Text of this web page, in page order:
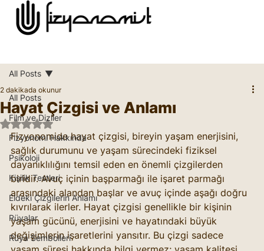
All Posts
Film ve Diziler
Fizyonomi Hakkında
Psikoloji
Kişilik Testleri
Eldeki Çizgilerin Anlamı
Rüyalar
Rüya Sembolleri
All Posts
Hayat Çizgisi ve Anlamı
2 dakikada okunur
5 üzerinden NaN yıldız
Fizyonomide hayat çizgisi, bireyin yaşam enerjisini,
sağlık durumunu ve yaşam sürecindeki fiziksel
dayanıklılığını temsil eden en önemli çizgilerden
biridir. Avuç içinin başparmağı ile işaret parmağı
arasındaki alandan başlar ve avuç içinde aşağı doğru
kıvrılarak ilerler. Hayat çizgisi genellikle bir kişinin
yaşam gücünü, enerjisini ve hayatındaki büyük
değişimlerin işaretlerini yansıtır. Bu çizgi sadece